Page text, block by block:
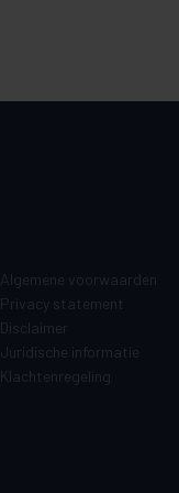
Algemene voorwaarden
Privacy statement
Disclaimer
Juridische informatie
Klachtenregeling